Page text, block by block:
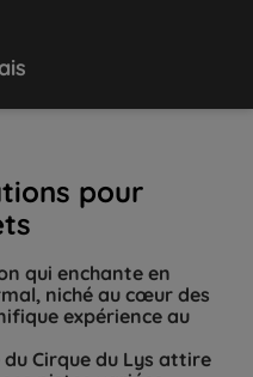
pour
qui enchante en
niché au cœur des
expérience au
Cirque du Lys attire